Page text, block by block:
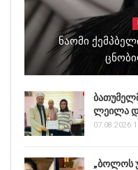
Ნაომი
ლეილა
07.08.2026
„ბოლოს